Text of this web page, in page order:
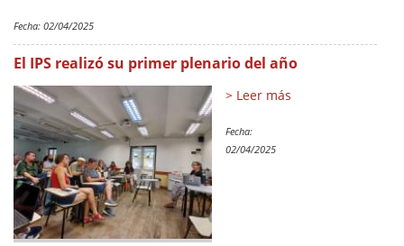
Fecha: 02/04/2025
El IPS realizó su primer plenario del año
> Leer más
Fecha:
02/04/2025